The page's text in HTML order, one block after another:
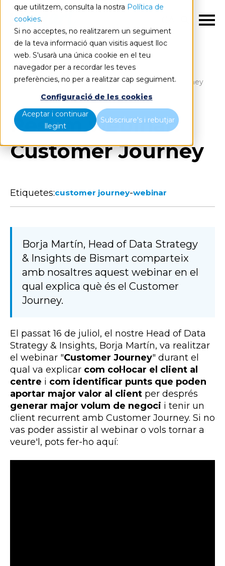
que utilitzem, consulta la nostra Política de
cookies.
Si no acceptes, no realitzarem un seguiment
de la teva informació quan visitis aquest lloc
web. S'usarà una única cookie en el teu
navegador per a recordar les teves
preferències, no per a realitzar cap seguiment.
Configuració de les cookies
Aceptar i continuar
llegint
Subscriure's i rebutjar
Blog Home Resum webinar: Customer Journey
Resum webinar:
Customer Journey
Etiquetes:customer journey-webinar
Borja Martín, Head of Data Strategy
& Insights de Bismart comparteix
amb nosaltres aquest webinar en el
qual explica què és el Customer
Journey.
El passat 16 de juliol, el nostre Head of Data
Strategy & Insights, Borja Martín, va realitzar
el webinar "Customer Journey" durant el
qual va explicar com col·locar el client al
centre i com identificar punts que poden
aportar major valor al client per després
generar major volum de negoci i tenir un
client recurrent amb Customer Journey. Si no
vas poder assistir al webinar o vols tornar a
veure'l, pots fer-ho aquí: